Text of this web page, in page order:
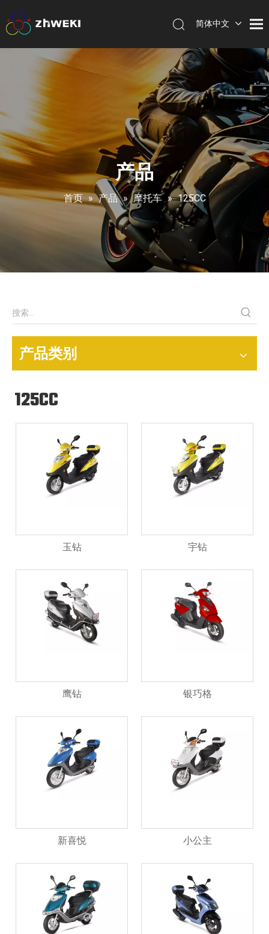
简体中文
产品
首页 » 产品 » 摩托车 » 125CC
产品类别
125CC
玉钻 宇钻
鹰钻 银巧格
新喜悦 小公主